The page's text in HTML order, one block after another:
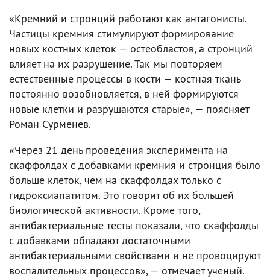
«Кремний и стронций работают как антагонисты.
Частицы кремния стимулируют формирование
новых костных клеток — остеобластов, а стронций
влияет на их разрушение. Так мы повторяем
естественные процессы в кости — костная ткань
постоянно возобновляется, в ней формируются
новые клетки и разрушаются старые», — поясняет
Роман Сурменев.
«Через 21 день проведения эксперимента на
скаффолдах с добавками кремния и стронция было
больше клеток, чем на скаффолдах только с
гидроксиапатитом. Это говорит об их большей
биологической активности. Кроме того,
антибактериальные тесты показали, что скаффолды
с добавками обладают достаточными
антибактериальными свойствами и не провоцируют
воспалительных процессов», — отмечает ученый.